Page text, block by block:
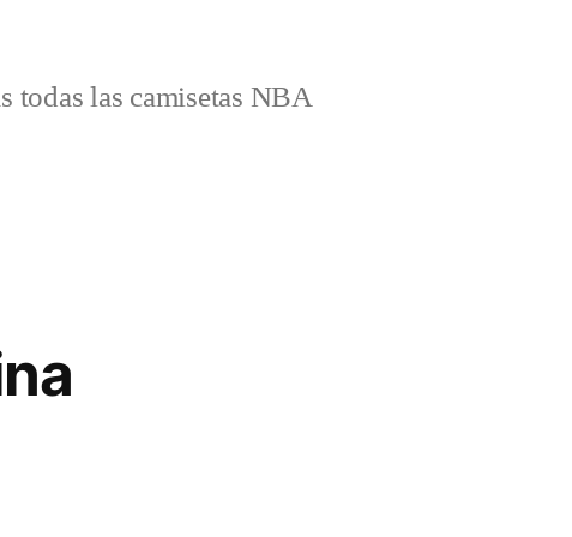
todas las camisetas NBA